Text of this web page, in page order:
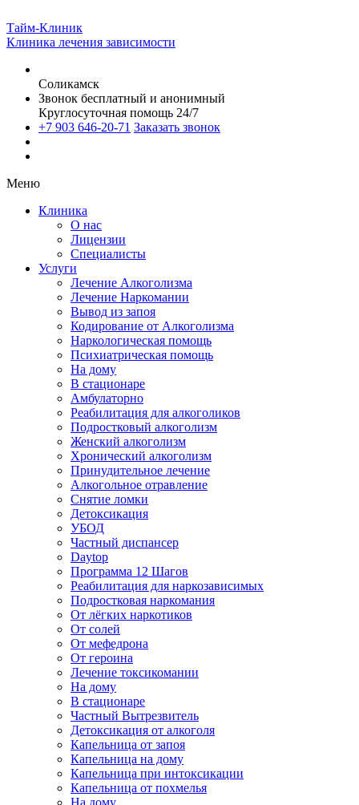
Тайм-Клиник
Клиника лечения зависимости
Соликамск
Звонок бесплатный и анонимный
Круглосуточная помощь 24/7
+7 903 646-20-71 Заказать звонок
Меню
Клиника
О нас
Лицензии
Специалисты
Услуги
Лечение Алкоголизма
Лечение Наркомании
Вывод из запоя
Кодирование от Алкоголизма
Наркологическая помощь
Психиатрическая помощь
На дому
В стационаре
Амбулаторно
Реабилитация для алкоголиков
Подростковый алкоголизм
Женский алкоголизм
Хронический алкоголизм
Принудительное лечение
Алкогольное отравление
Снятие ломки
Детоксикация
УБОД
Частный диспансер
Daytop
Программа 12 Шагов
Реабилитация для наркозависимых
Подростковая наркомания
От лёгких наркотиков
От солей
От мефедрона
От героина
Лечение токсикомании
На дому
В стационаре
Частный Вытрезвитель
Детоксикация от алкоголя
Капельница от запоя
Капельница на дому
Капельница при интоксикации
Капельница от похмелья
На дому